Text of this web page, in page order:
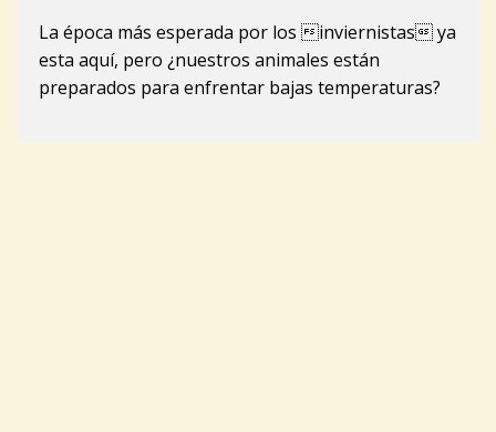
La época más esperada por los inviernistas ya
esta aquí, pero ¿nuestros animales están
preparados para enfrentar bajas temperaturas?